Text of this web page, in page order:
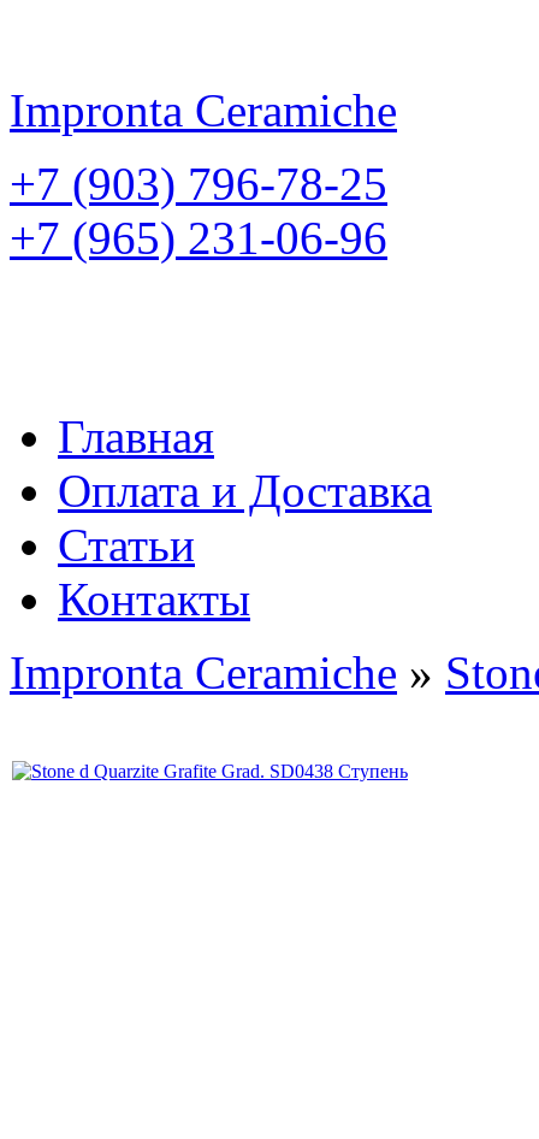
Impronta Ceramiche
+7 (903) 796-78-25
+7 (965) 231-06-96
Главная
Оплата и Доставка
Статьи
Контакты
Impronta Ceramiche »